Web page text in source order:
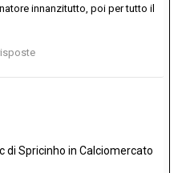
innanzitutto, poi per tutto il
di Spricinho in Calciomercato